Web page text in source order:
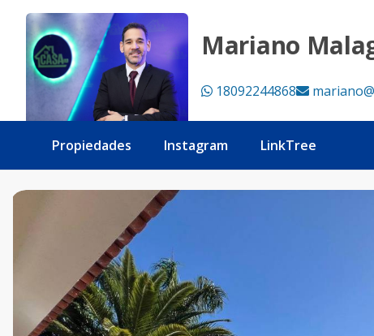
Mariano
18092244868
Propiedades Instagram LinkTree
Villa campestre Jarabacoa - Tu Casa RD